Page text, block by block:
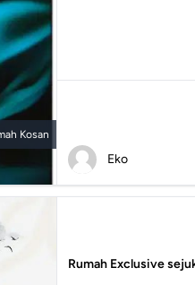
Kosan
Eko
Rumah Exclusive